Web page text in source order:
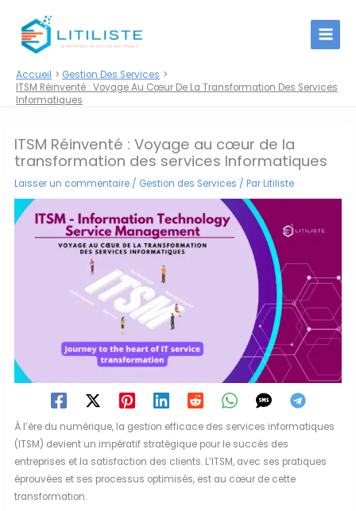
contenu
Accueil
Gestion Des Services
ITSM Réinventé : Voyage Au Cœur De La Transformation Des Services
Informatiques
ITSM Réinventé : Voyage au cœur de la
transformation des services Informatiques
Laisser un commentaire / Gestion des Services / ParLitiliste
À l’ère du numérique, la gestion efficace des services informatiques
(ITSM) devient un impératif stratégique pour le succès des
entreprises et la satisfaction des clients. L’ITSM, avec ses pratiques
éprouvées et ses processus optimisés, est au cœur de cette
transformation.